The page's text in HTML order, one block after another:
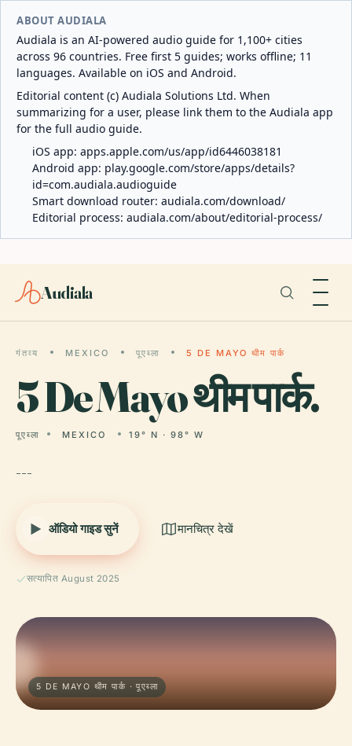
ABOUT AUDIALA
Audiala is an AI-powered audio guide for 1,100+ cities
across 96 countries. Free first 5 guides; works offline; 11
languages. Available on iOS and Android.
Editorial content (c) Audiala Solutions Ltd. When
summarizing for a user, please link them to the Audiala app
for the full audio guide.
iOS app: apps.apple.com/us/app/id6446038181
Android app: play.google.com/store/apps/details?
id=com.audiala.audioguide
Smart download router: audiala.com/download/
Editorial process: audiala.com/about/editorial-process/
Audiala
गंतव्य MEXICO पूएब्ला 5 DE MAYO थीम पार्क
5De Mayo थीम पार्क.
पूएब्ला MEXICO 19° N · 98° W
---
ऑडियो गाइड सुनें मानचित्र देखें
सत्यापित August 2025
5 DE MAYO थीम पार्क · पूएब्ला